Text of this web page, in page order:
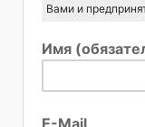
Вами и
Имя
E-Mail